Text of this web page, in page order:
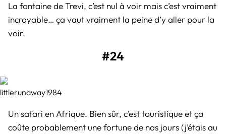
La fontaine de Trevi, c’est nul à voir mais c’est vraiment
incroyable… ça vaut vraiment la peine d’y aller pour la
voir.
#24
littlerunaway1984
Un safari en Afrique. Bien sûr, c’est touristique et ça
coûte probablement une fortune de nos jours (j’étais au